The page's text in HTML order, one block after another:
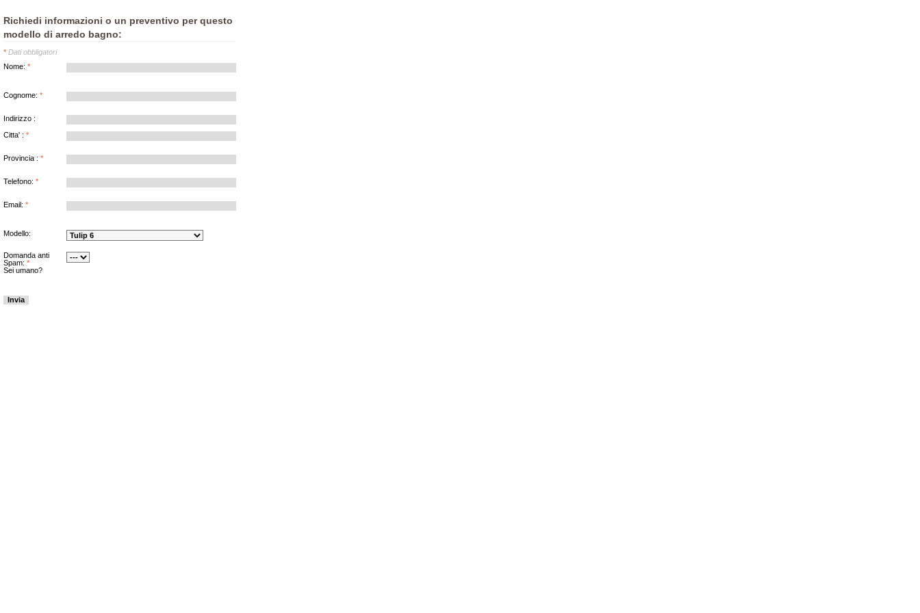
Richiedi informazioni o un preventivo per questo
modello di arredo bagno:
* Dati obbligatori
Nome: *
Cognome: *
Indirizzo :
Citta' : *
Provincia : *
Telefono: *
Email: *
Modello:
Domanda anti
Spam: *
Sei umano?